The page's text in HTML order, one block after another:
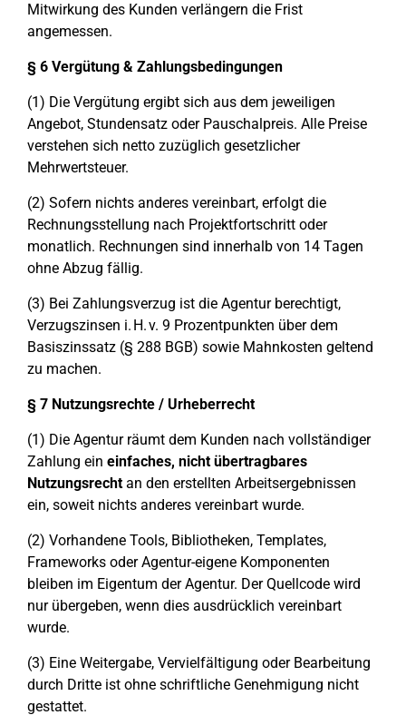
Mitwirkung des Kunden verlängern die Frist
angemessen.
§ 6 Vergütung & Zahlungsbedingungen
(1) Die Vergütung ergibt sich aus dem jeweiligen
Angebot, Stundensatz oder Pauschalpreis. Alle Preise
verstehen sich netto zuzüglich gesetzlicher
Mehrwertsteuer.
(2) Sofern nichts anderes vereinbart, erfolgt die
Rechnungsstellung nach Projektfortschritt oder
monatlich. Rechnungen sind innerhalb von 14 Tagen
ohne Abzug fällig.
(3) Bei Zahlungsverzug ist die Agentur berechtigt,
Verzugszinsen i. H. v. 9 Prozentpunkten über dem
Basiszinssatz (§ 288 BGB) sowie Mahnkosten geltend
zu machen.
§ 7 Nutzungsrechte / Urheberrecht
(1) Die Agentur räumt dem Kunden nach vollständiger
Zahlung ein einfaches, nicht übertragbares
Nutzungsrecht an den erstellten Arbeitsergebnissen
ein, soweit nichts anderes vereinbart wurde.
(2) Vorhandene Tools, Bibliotheken, Templates,
Frameworks oder Agentur-eigene Komponenten
bleiben im Eigentum der Agentur. Der Quellcode wird
nur übergeben, wenn dies ausdrücklich vereinbart
wurde.
(3) Eine Weitergabe, Vervielfältigung oder Bearbeitung
durch Dritte ist ohne schriftliche Genehmigung nicht
gestattet.